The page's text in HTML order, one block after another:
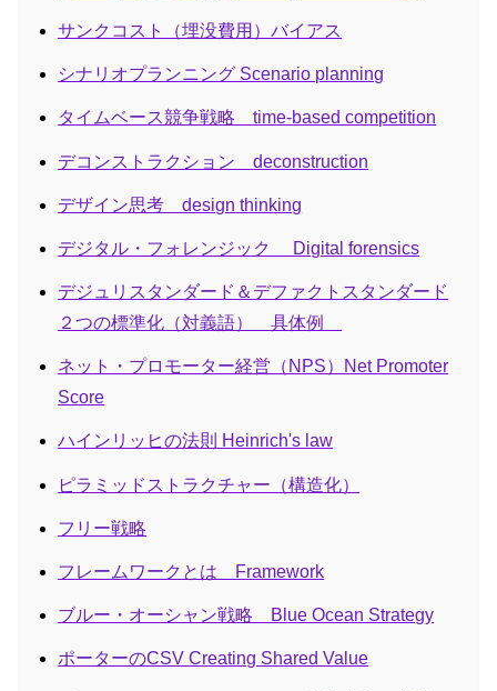
サンクコスト（埋没費用）バイアス
シナリオプランニング Scenario planning
タイムベース競争戦略 time-based competition
デコンストラクション deconstruction
デザイン思考 design thinking
デジタル・フォレンジック Digital forensics
デジュリスタンダード＆デファクトスタンダード
２つの標準化（対義語） 具体例
ネット・プロモーター経営（NPS）Net Promoter
Score
ハインリッヒの法則 Heinrich's law
ピラミッドストラクチャー（構造化）
フリー戦略
フレームワークとは Framework
ブルー・オーシャン戦略 Blue Ocean Strategy
ポーターのCSV Creating Shared Value